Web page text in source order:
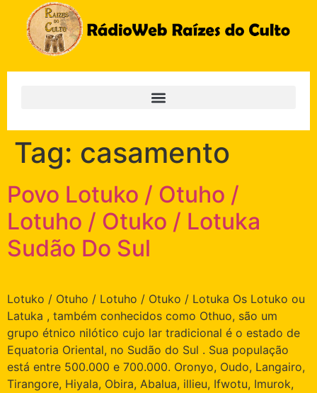
Tag: casamento
Povo Lotuko / Otuho /
Lotuho / Otuko / Lotuka
Sudão Do Sul
Lotuko / Otuho / Lotuho / Otuko / Lotuka Os Lotuko ou
Latuka , também conhecidos como Othuo, são um
grupo étnico nilótico cujo lar tradicional é o estado de
Equatoria Oriental, no Sudão do Sul . Sua população
está entre 500.000 e 700.000. Oronyo, Oudo, Langairo,
Tirangore, Hiyala, Obira, Abalua, illieu, Ifwotu, Imurok,